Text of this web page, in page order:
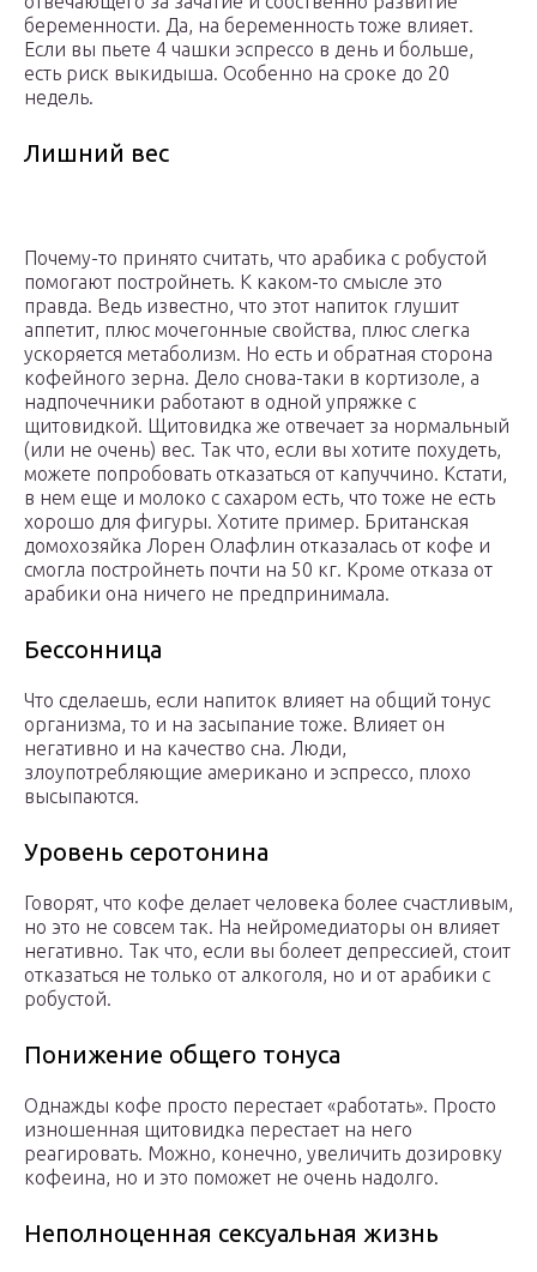
беременности. Да, на беременность тоже влияет.
Если вы пьете 4 чашки эспрессо в день и больше,
есть риск выкидыша. Особенно на сроке до 20
недель.
Лишний вес
Почему-то принято считать, что арабика с робустой
помогают постройнеть. К каком-то смысле это
правда. Ведь известно, что этот напиток глушит
аппетит, плюс мочегонные свойства, плюс слегка
ускоряется метаболизм. Но есть и обратная сторона
кофейного зерна. Дело снова-таки в кортизоле, а
надпочечники работают в одной упряжке с
щитовидкой. Щитовидка же отвечает за нормальный
(или не очень) вес. Так что, если вы хотите похудеть,
можете попробовать отказаться от капуччино. Кстати,
в нем еще и молоко с сахаром есть, что тоже не есть
хорошо для фигуры. Хотите пример. Британская
домохозяйка Лорен Олафлин отказалась от кофе и
смогла постройнеть почти на 50 кг. Кроме отказа от
арабики она ничего не предпринимала.
Бессонница
Что сделаешь, если напиток влияет на общий тонус
организма, то и на засыпание тоже. Влияет он
негативно и на качество сна. Люди,
злоупотребляющие американо и эспрессо, плохо
высыпаются.
Уровень серотонина
Говорят, что кофе делает человека более счастливым,
но это не совсем так. На нейромедиаторы он влияет
негативно. Так что, если вы болеет депрессией, стоит
отказаться не только от алкоголя, но и от арабики с
робустой.
Понижение общего тонуса
Однажды кофе просто перестает «работать». Просто
изношенная щитовидка перестает на него
реагировать. Можно, конечно, увеличить дозировку
кофеина, но и это поможет не очень надолго.
Неполноценная сексуальная жизнь